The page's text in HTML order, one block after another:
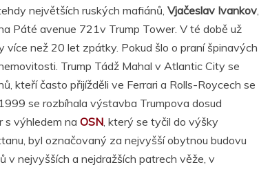
největších ruských mafiánů, Vjačeslav Ivankov,
Páté avenue 721v Trump Tower. V té době už
více než 20 let zpátky. Pokud šlo o praní špinavých
Trump Tádž Mahal v Atlantic City se
kteří často přijížděli ve Ferrari a Rolls-Roycech se
se rozbíhala výstavba Trumpova dosud
s výhledem na OSN, který se tyčil do výšky
byl označovaný za nejvyšší obytnou budovu
v nejvyšších a nejdražších patrech věže, v